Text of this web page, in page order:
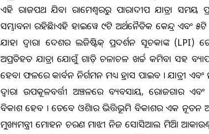
ଏହି ରାଜପଥ ଯିବ। ରାମେଶ୍ବରରୁ ପାରାଦୀପ ଯାତ୍ରା ସମୟ
ସମ୍ଭାବନା ରହିଛି।ଏହି ହାଇୱେ ୯ଟି ଅର୍ଥନୈତିକ କେନ୍ଦ୍ର ଏବଂ
ଯାହା ଦ୍ୱାରା ଦେଶର ଲଜିଷ୍ଟିକ୍ ପ୍ରଦର୍ଶନ ସୂଚକାଙ୍କ (LPI)
ଅପ୍ରତିହତ ଯାତ୍ରା ଯୋଗୁଁ ଗାଡ଼ି ଚଳାଚଳ ଖର୍ଚ୍ଚ କମିବା ସହ
ହେବ। ଫଳରେ କାର୍ବନ ନିର୍ଗମନ ମଧ୍ୟ ହ୍ରାସ ପାଇବ । ଯାତ୍ରୀ
ଦ୍ୱାରା ଉପକୂଳବର୍ତ୍ତୀ ଅଞ୍ଚଳରେ ବ୍ୟବସାୟ, ରୋଜଗାର
ବିକାଶ ହେବ । ତେବେ ଓଡିଶାର ଭିତ୍ତିଭୂମି ବିକାଶର ଏକ ନୂତନ
ମୁଖ୍ୟମନ୍ତ୍ରୀ ମୋହନ ଚରଣ ମାଝୀ ନିଜ ସୋସିଆଲ ମିଡିଆ ଆକାଉଣ୍ଟ